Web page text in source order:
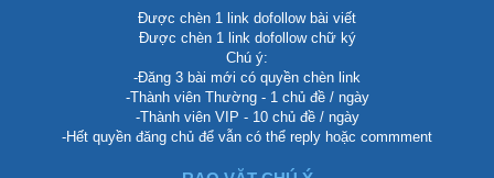
Được chèn 1 link dofollow bài viết
Được chèn 1 link dofollow chữ ký
Chú ý:
-Đăng 3 bài mới có quyền chèn link
-Thành viên Thường - 1 chủ đề / ngày
-Thành viên VIP - 10 chủ đề / ngày
-Hết quyền đăng chủ để vẫn có thể reply hoặc commment